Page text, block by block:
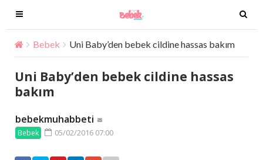
T
o
g
g
l
e
n
v
i
g
T
o
g
Bebek Uni Baby’den bebek cildine hassas bakım
Uni Baby’den bebek cildine hassas
bakım
bebekmuhabbeti
Bebek 05/02/2016 07:00